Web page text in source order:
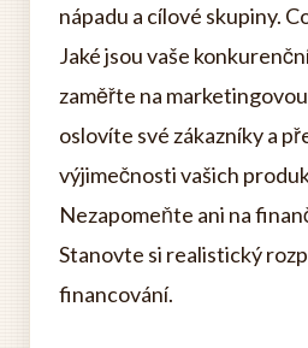
nápadu a cílové skupiny.
Jaké jsou vaše
zaměřte na
oslovíte své zákazníky a
výjimečnosti vašich
Nezapomeňte ani na
Stanovte si realistický
financování.